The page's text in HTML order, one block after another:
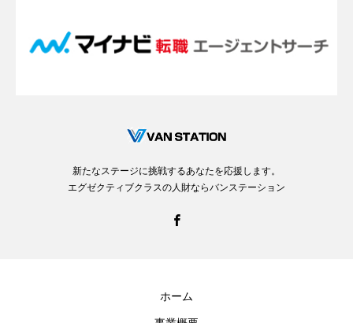
新たなステージに挑戦するあなたを応援します。
エグゼクティブクラスの人財ならバンステーション
ホーム